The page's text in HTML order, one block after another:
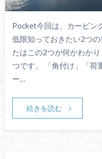
Pocket今回は、カービン
低限知っておきたい2つ
たはこの2つが何かわか
つです。 「角付け」「荷
ー…
続きを読む